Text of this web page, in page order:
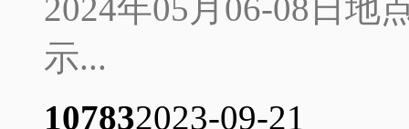
2024年05月06-08日地
示...
107832023-09-21